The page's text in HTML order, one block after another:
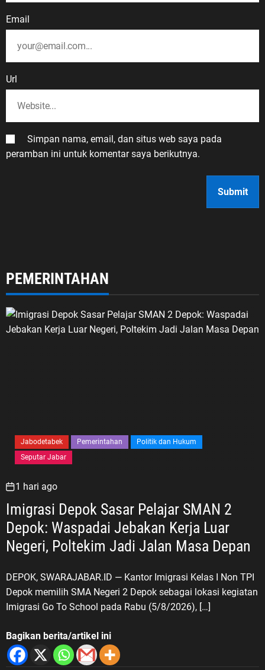
Email
Url
Simpan nama, email, dan situs web saya pada
peramban ini untuk komentar saya berikutnya.
PEMERINTAHAN
Jabodetabek Pemerintahan
Politik dan Hukum
Seputar Jabar
1 hari ago
Imigrasi Depok Sasar Pelajar SMAN 2
Depok: Waspadai Jebakan Kerja Luar
DEPOK, SWARAJABAR.ID — Kantor Imigrasi Kelas I Non TPI
Depok memilih SMA Negeri 2 Depok sebagai lokasi kegiatan
Imigrasi Go To School pada Rabu (5/8/2026), […]
Bagikan berita/artikel ini